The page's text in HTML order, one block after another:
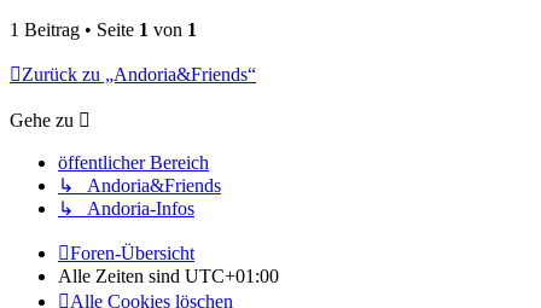
1 Beitrag • Seite 1 von 1
Zurück zu „Andoria&Friends“
Gehe zu
öffentlicher Bereich
↳ Andoria&Friends
↳ Andoria-Infos
Foren-Übersicht
Alle Zeiten sind UTC+01:00
Alle Cookies löschen